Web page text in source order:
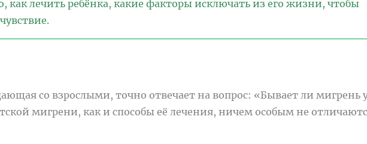
как лечить ребёнка, какие факторы исключать из его жизни, чтобы
со взрослыми, точно отвечает на вопрос: «Бывает ли мигрень
мигрени, как и способы её лечения, ничем особым не